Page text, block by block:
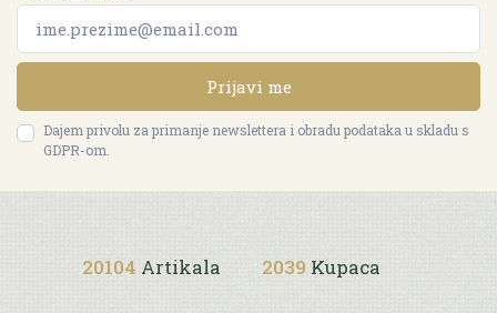
Prijavi me
Dajem privolu za primanje newslettera i obradu podataka u skladu s
GDPR-om.
20104 Artikala 2039 Kupaca